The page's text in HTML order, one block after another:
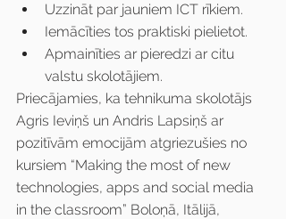
Uzzināt par jauniem ICT rīkiem.
Iemācīties tos praktiski pielietot.
Apmainīties ar pieredzi ar citu
valstu skolotājiem.
Priecājamies, ka tehnikuma skolotājs
Agris Ieviņš un Andris Lapsiņš ar
pozitīvām emocijām atgriezušies no
kursiem “Making the most of new
technologies, apps and social media
in the classroom” Boloņā, Itālijā,